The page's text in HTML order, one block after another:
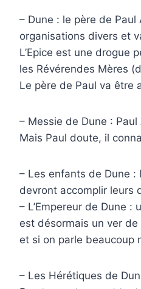
– Dune : le père de Paul
organisations divers et
L’Epice est une drogue
les Révérendes Mères
Le père de Paul va être
– Messie de Dune :
Mais Paul doute, il
– Les enfants de Dune :
devront accomplir leurs
– L’Empereur de Dune
est désormais un ver
et si on parle beaucoup
– Les Hérétiques de